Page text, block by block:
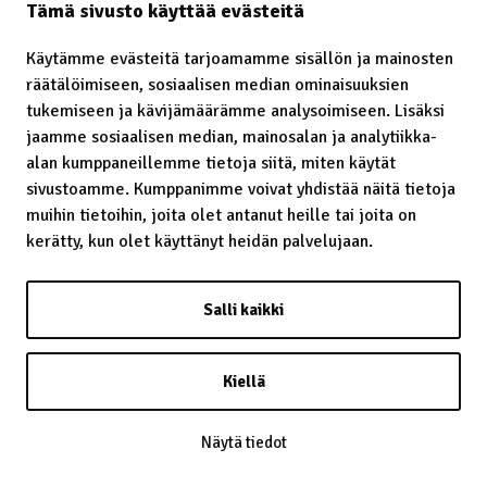
Tämä sivusto käyttää evästeitä
Käytämme evästeitä tarjoamamme sisällön ja mainosten
räätälöimiseen, sosiaalisen median ominaisuuksien
tukemiseen ja kävijämäärämme analysoimiseen. Lisäksi
jaamme sosiaalisen median, mainosalan ja analytiikka-
alan kumppaneillemme tietoja siitä, miten käytät
sivustoamme. Kumppanimme voivat yhdistää näitä tietoja
muihin tietoihin, joita olet antanut heille tai joita on
kerätty, kun olet käyttänyt heidän palvelujaan.
Salli kaikki
Kiellä
Näytä tiedot
Laavu – lávvu
Laidunrauha
Lainatut perinteet
Lainsäädäntö
Lapin kaste
Lappalainen
Lapsiin kohdistunut häirintä